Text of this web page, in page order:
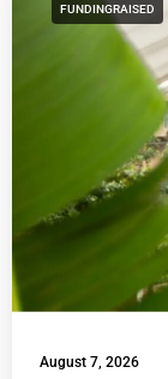
FUNDINGRAISED
August 7, 2026